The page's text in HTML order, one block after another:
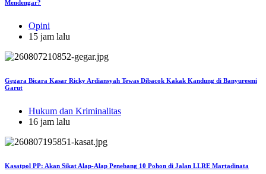
Mendengar?
Opini
15 jam lalu
Gegara Bicara Kasar Ricky Ardiansyah Tewas Dibacok Kakak Kandung di Banyuresmi
Garut
Hukum dan Kriminalitas
16 jam lalu
Kasatpol PP: Akan Sikat Alap-Alap Penebang 10 Pohon di Jalan LLRE Martadinata